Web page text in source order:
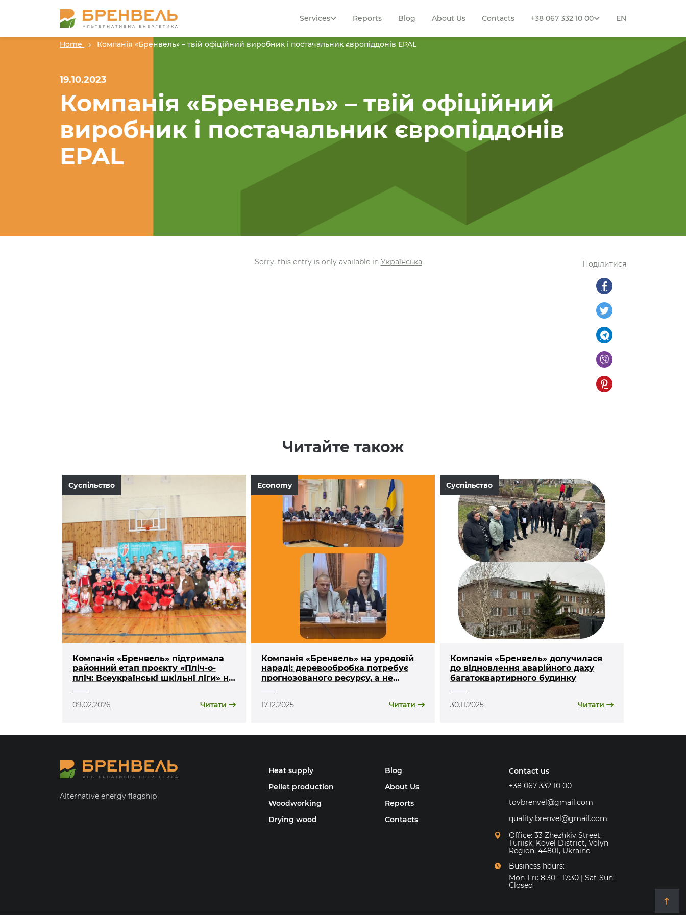
Services Reports Blog About Us Contacts +38 067 332 10 00 EN
Home Компанія «Бренвель» – твій офіційний виробник і постачальник європіддонів EPAL
19.10.2023
Компанія «Бренвель» – твій офіційний
виробник і постачальник європіддонів
EPAL
Sorry, this entry is only available in Українська. Поділитися
Читайте також
Суспільство
Компанія «Бренвель» підтримала
районний етап проєкту «Пліч-о-
пліч: Всеукраїнські шкільні ліги» на
09.02.2026 Читати
Economy
Компанія «Бренвель» на урядовій
нараді: деревообробка потребує
прогнозованого ресурсу, а не
17.12.2025 Читати
Суспільство
Компанія «Бренвель» долучилася
до відновлення аварійного даху
багатоквартирного будинку
30.11.2025 Читати
Alternative energy flagship
Heat supply
Pellet production
Woodworking
Drying wood
Blog
About Us
Reports
Contacts
Contact us
+38 067 332 10 00
tovbrenvel@gmail.com
quality.brenvel@gmail.com
Office: 33 Zhezhkiv Street,
Turiisk, Kovel District, Volyn
Region, 44801, Ukraine
Business hours:
Mon-Fri: 8:30 - 17:30 | Sat-Sun:
Closed